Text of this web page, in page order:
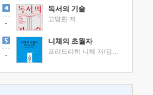
독서의 기술
고명환 저
니체의 초월자